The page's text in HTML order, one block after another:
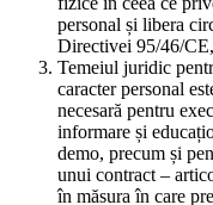
personal și libera
Directivei 95/46/
Temeiul juridic
caracter personal
necesară pentru
informare și
demo, precum și
unui contract –
în măsura în care